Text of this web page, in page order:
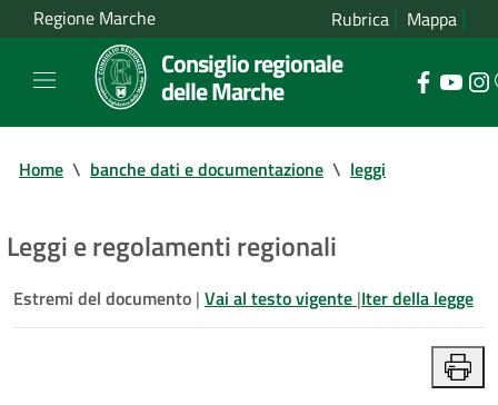
Regione Marche Rubrica Mappa
Consiglio regionale
delle Marche
Home \ banche dati e documentazione \ leggi
Leggi e regolamenti regionali
Estremi del documento | Vai al testo vigente |Iter della legge